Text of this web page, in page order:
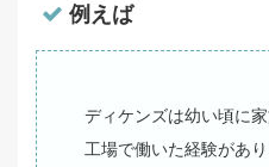
例えば
ディケンズは幼い頃に
工場で働いた経験があ